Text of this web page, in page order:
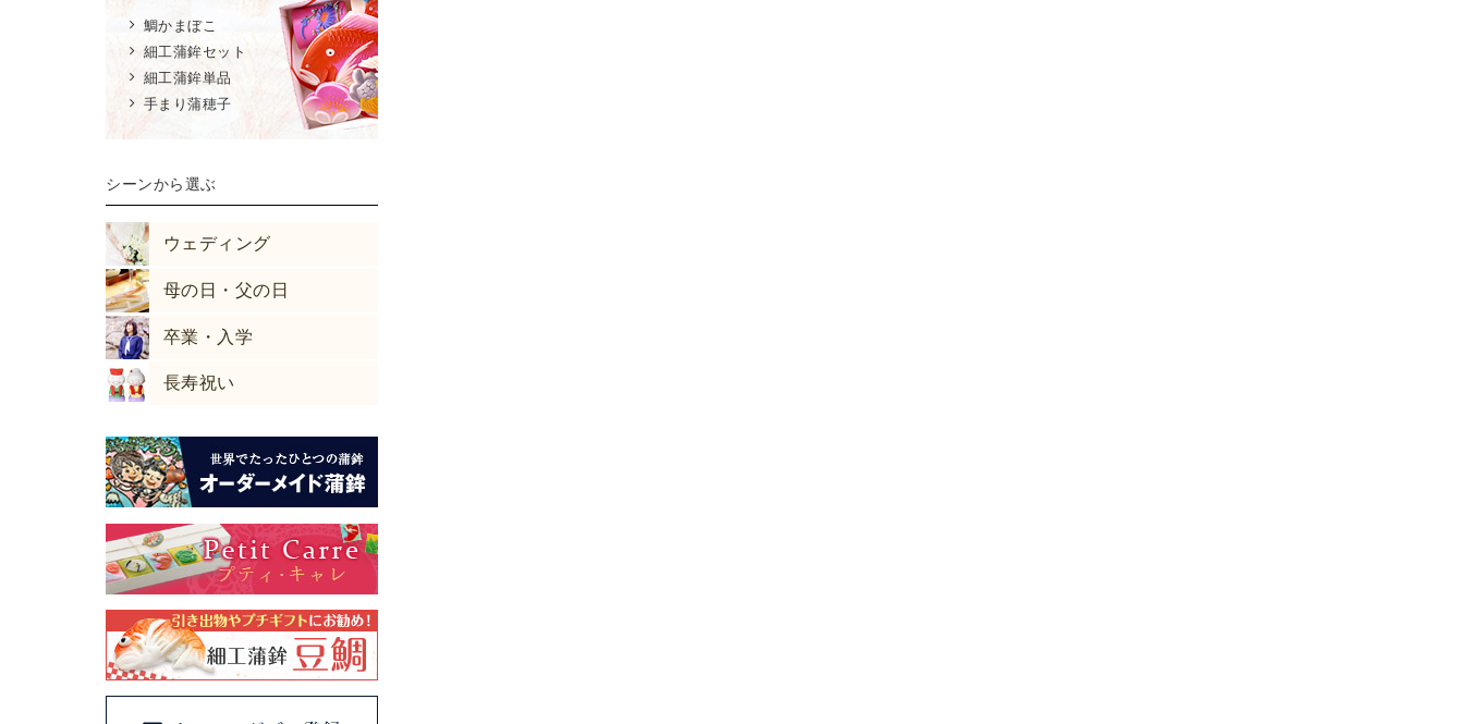
鯛かまぼこ
細工蒲鉾セット
細工蒲鉾単品
手まり蒲穂子
シーンから選ぶ
ウェディング
母の日・父の日
卒業・入学
長寿祝い